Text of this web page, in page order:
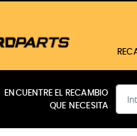
CABINA
ENCUENTRE EL RECAMBIO
QUE NECESITA